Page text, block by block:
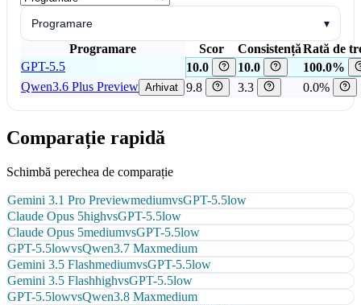
Programare ▾
Programare Scor ConsistențăRată de
GPT-5.5
10.0 10.0
100.0%
Qwen3.6 Plus Preview Arhivat 9.8 3.3 0.0%
Comparație rapidă
Schimbă perechea de comparație
Gemini 3.1 Pro PreviewmediumvsGPT-5.5low
Claude Opus 5highvsGPT-5.5low
Claude Opus 5mediumvsGPT-5.5low
GPT-5.5lowvsQwen3.7 Maxmedium
Gemini 3.5 FlashmediumvsGPT-5.5low
Gemini 3.5 FlashhighvsGPT-5.5low
GPT-5.5lowvsQwen3.8 Maxmedium